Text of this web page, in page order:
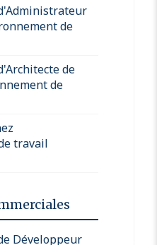
de
de
de
travail
Développeur